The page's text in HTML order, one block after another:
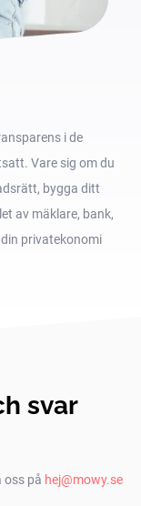
i de
Vare sig om du
bygga ditt
av mäklare, bank,
privatekonomi
svar
oss på hej@mowy.se